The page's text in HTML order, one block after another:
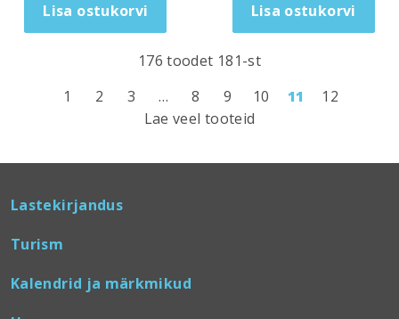
Lisa ostukorvi Lisa ostukorvi
176 toodet 181-st
1
2 3 … 8 9 10 11
12
Lae veel tooteid
Lastekirjandus
Turism
Kalendrid ja märkmikud